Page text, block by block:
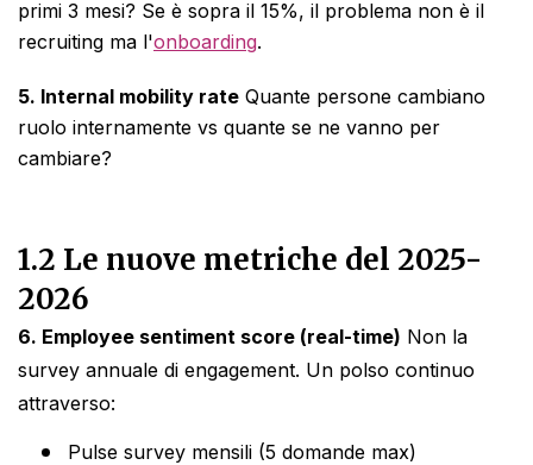
primi 3 mesi? Se è sopra il 15%, il problema non è il
recruiting ma l'onboarding.
5. Internal mobility rate Quante persone cambiano
ruolo internamente vs quante se ne vanno per
cambiare?
1.2 Le nuove metriche del 2025-
2026
6. Employee sentiment score (real-time) Non la
survey annuale di engagement. Un polso continuo
attraverso:
Pulse survey mensili (5 domande max)